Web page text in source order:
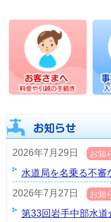
2026年7月29日 お知
水道局を名乗る不審
2026年7月27日
お知
第33回岩手中部水